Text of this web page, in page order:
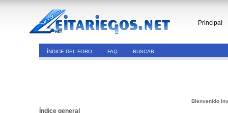
Principal
ÍNDICE DEL FORO FAQ BUSCAR
Bienvenido
Índice general